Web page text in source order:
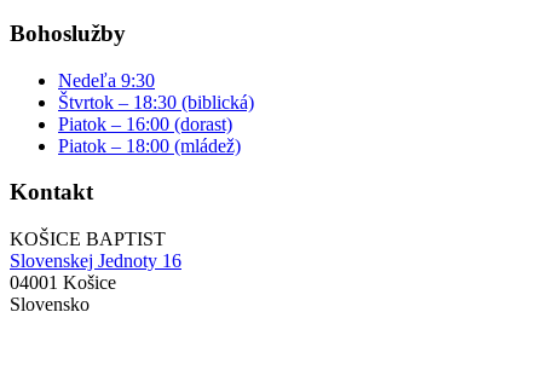
Bohoslužby
Nedeľa 9:30
Štvrtok – 18:30 (biblická)
Piatok – 16:00 (dorast)
Piatok – 18:00 (mládež)
Kontakt
KOŠICE BAPTIST
Slovenskej Jednoty 16
04001 Košice
Slovensko